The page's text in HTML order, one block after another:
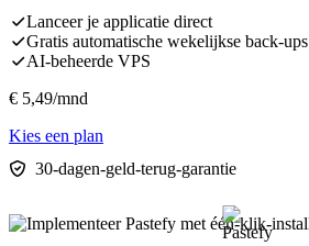
Lanceer je applicatie direct
Gratis automatische wekelijkse back-ups
AI-beheerde VPS
€ 5,49/mnd
Kies een plan
30-dagen-geld-terug-garantie